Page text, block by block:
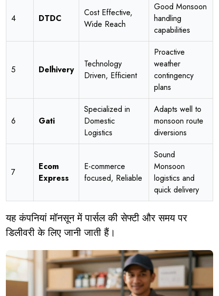
4 DTDC
Cost Effective,
Wide Reach
Good Monsoon
handling
capabilities
5 Delhivery
Technology
Driven, Efficient
Proactive
weather
contingency
plans
6 Gati
Specialized in
Domestic
Logistics
Adapts well to
monsoon route
diversions
7
Ecom
Express
E-commerce
focused, Reliable
Sound
Monsoon
logistics and
quick delivery
यह कंपनियां मॉनसून में पार्सल की सेफ्टी और समय पर
डिलीवरी के लिए जानी जाती हैं।